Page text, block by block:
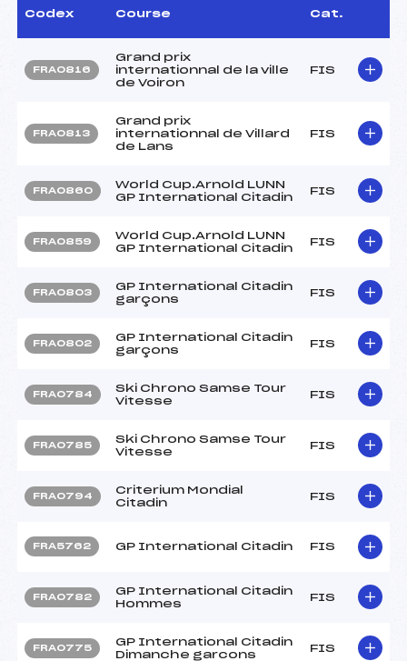
Codex Course Cat.
FRA0816
Grand prix
internationnal de la ville
de Voiron
FIS
FRA0813
Grand prix
internationnal de Villard
de Lans
FIS
FRA0860
World Cup.Arnold LUNN
GP International Citadin
FIS
FRA0859
World Cup.Arnold LUNN
GP International Citadin
FIS
FRA0803
GP International Citadin
garçons
FIS
FRA0802
GP International Citadin
garçons
FIS
FRA0784
Ski Chrono Samse Tour
Vitesse
FIS
FRA0785
Ski Chrono Samse Tour
Vitesse
FIS
FRA0794
Criterium Mondial
Citadin
FIS
FRA5762 GP International Citadin FIS
FRA0782
GP International Citadin
Hommes
FIS
FRA0775
GP International Citadin
Dimanche garcons
FIS